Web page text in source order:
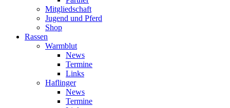
Mitgliedschaft
Jugend und Pferd
Shop
Rassen
Warmblut
News
Termine
Links
Haflinger
News
Termine